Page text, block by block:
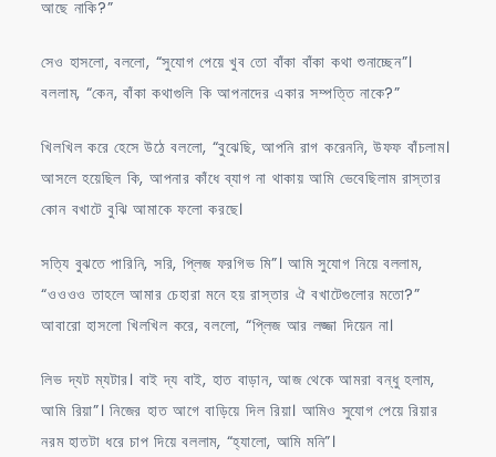
আছে নাকি?”
সেও হাসলো, বললো, “সুযোগ পেয়ে খুব তো বাঁকা বাঁকা কথা শুনাচ্ছেন”।
বললাম, “কেন, বাঁকা কথাগুলি কি আপনাদের একার সম্পত্তি নাকে?”
খিলখিল করে হেসে উঠে বললো, “বুঝেছি, আপনি রাগ করেননি, উফফ বাঁচলাম।
আসলে হয়েছিল কি, আপনার কাঁধে ব্যাগ না থাকায় আমি ভেবেছিলাম রাস্তার
কোন বখাটে বুঝি আমাকে ফলো করছে।
সত্যি বুঝতে পারিনি, সরি, প্লিজ ফরগিভ মি”। আমি সুযোগ নিয়ে বললাম,
“ওওওও তাহলে আমার চেহারা মনে হয় রাস্তার ঐ বখাটেগুলোর মতো?”
আবারো হাসলো খিলখিল করে, বললো, “প্লিজ আর লজ্জা দিয়েন না।
লিভ দ্যট ম্যটার। বাই দ্য বাই, হাত বাড়ান, আজ থেকে আমরা বন্ধু হলাম,
আমি রিয়া”। নিজের হাত আগে বাড়িয়ে দিল রিয়া। আমিও সুযোগ পেয়ে রিয়ার
নরম হাতটা ধরে চাপ দিয়ে বললাম, “হ্যালো, আমি মনি”।